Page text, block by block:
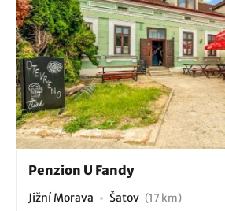
Penzion U Fandy
Jižní Morava Šatov (17 km)